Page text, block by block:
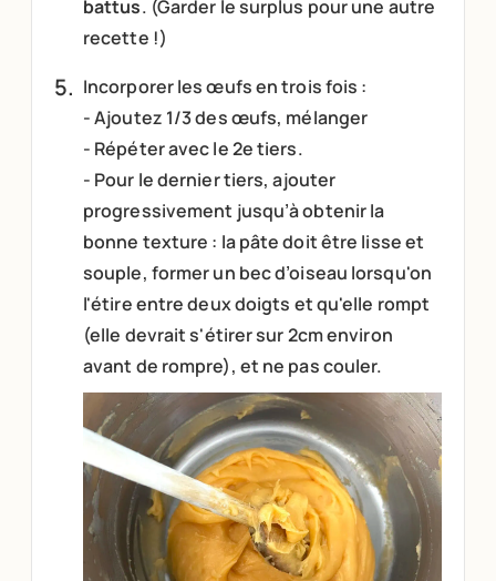
battus. (Garder le surplus pour une autre
recette !)
Incorporer les œufs en trois fois :
- Ajoutez 1/3 des œufs, mélanger
- Répéter avec le 2e tiers.
- Pour le dernier tiers, ajouter
progressivement jusqu’à obtenir la
bonne texture : la pâte doit être lisse et
souple, former un bec d’oiseau lorsqu'on
l'étire entre deux doigts et qu'elle rompt
(elle devrait s'étirer sur 2cm environ
avant de rompre), et ne pas couler.